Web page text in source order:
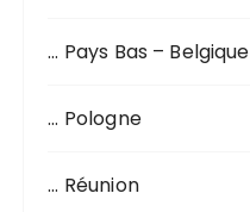
… Pays Bas – Belgique
… Pologne
… Réunion